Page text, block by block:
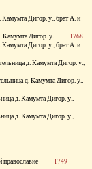
Камумта Дигор. у., брат А. и
д. Камумта Дигор. у. 1768
Камумта Дигор. у., брат А. и
д. Камумта Дигор. у.,
д. Камумта Дигор. у.,
д. Камумта Дигор. у.,
д. Камумта Дигор. у.,
православие 1749